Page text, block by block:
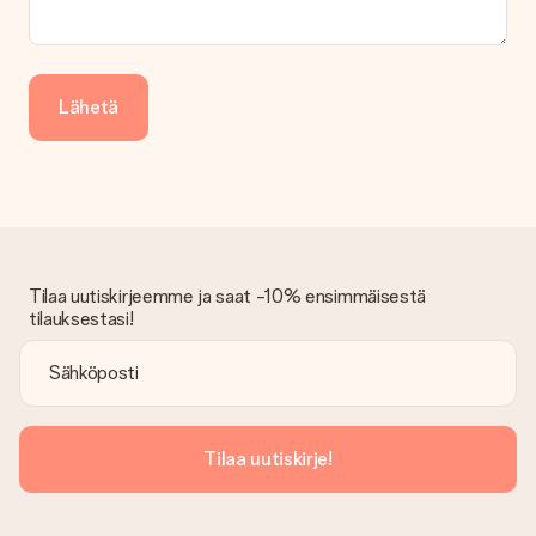
Saapunut lahja
Entä jos lahja ei ole täysin mieleeni?
Olemme syvästi pahoillamme, että lahjasi ei ole sinun mielesi
Tämä tarkoittaa sitä, että lahja toimitetaan suoraan
vastaanottajalle, mikä tekee siitä todellisen yllätyksen!
Lähetä
Tilaa uutiskirjeemme ja saat -10% ensimmäisestä
tilauksestasi!
Tilaa uutiskirje!